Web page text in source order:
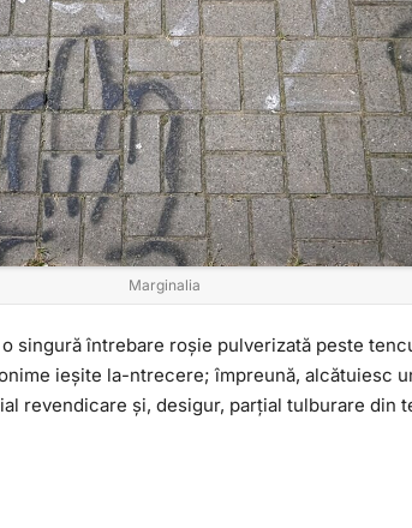
Marginalia
singură întrebare roșie pulverizată peste
ieșite la-ntrecere; împreună, alcătuiesc
revendicare și, desigur, parțial tulburare din